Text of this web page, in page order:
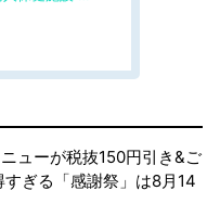
ニューが税抜150円引き&ご
ぎる「感謝祭」は8月14